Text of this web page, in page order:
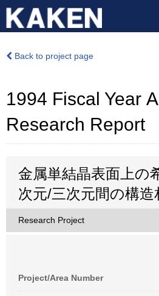
Back to project page
1994 Fiscal Year
Research Report
金属単結晶表面上の
次元/三次元間の構造
Research Project
Project/Area Number